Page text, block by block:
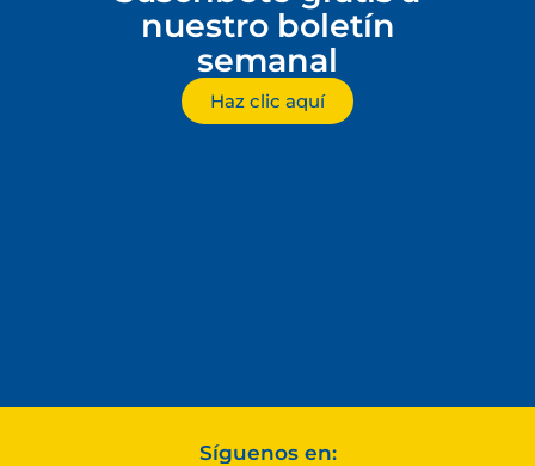
nuestro boletín
semanal
Haz clic aquí
Síguenos en: